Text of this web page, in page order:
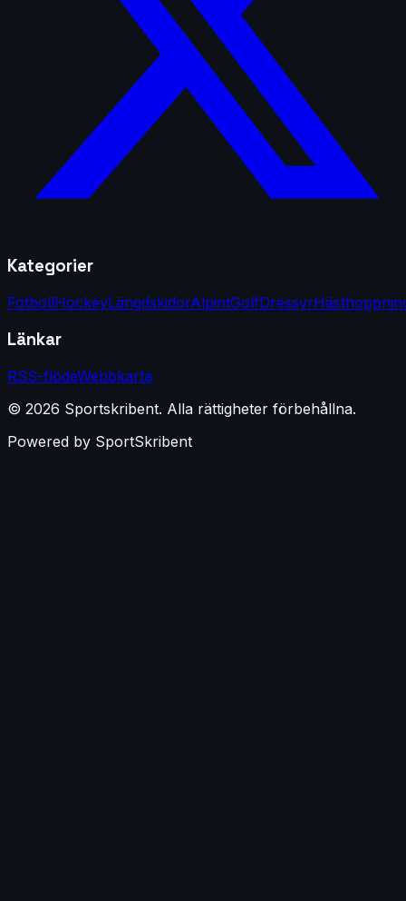
Kategorier
FotbollHockeyLängdskidorAlpintGolfDressyr
Länkar
RSS-flödeWebbkarta
© 2026 Sportskribent. Alla rättigheter förbehållna.
Powered by SportSkribent